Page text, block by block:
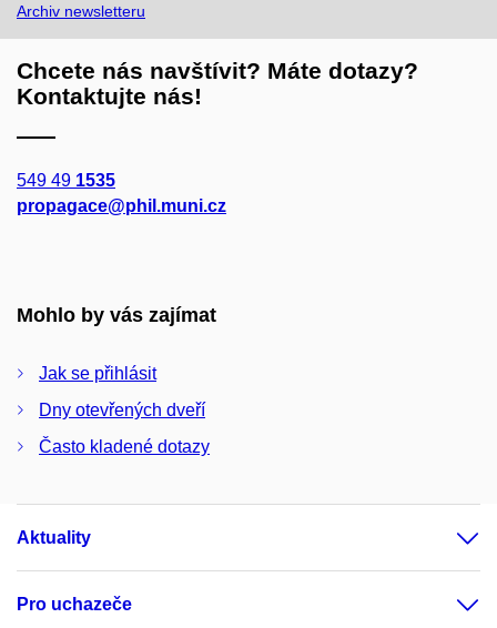
Archiv newsletteru
Chcete nás navštívit? Máte dotazy?
Kontaktujte nás!
549 49 1535
propagace@phil.muni.cz
Mohlo by vás zajímat
Jak se přihlásit
Dny otevřených dveří
Často kladené dotazy
Aktuality
Pro uchazeče